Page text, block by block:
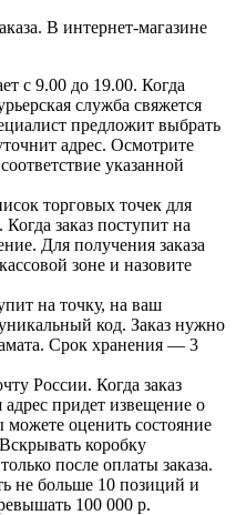
В интернет-магазине
с 9.00 до 19.00. Когда
служба свяжется
предложит выбрать
адрес. Осмотрите
указанной
торговых точек для
заказ поступит на
Для получения заказа
зоне и назовите
на точку, на ваш
код. Заказ нужно
Срок хранения — 3
России. Когда заказ
придет извещение о
оценить состояние
коробку
после оплаты заказа.
не больше 10 позиций и
100 000 р.